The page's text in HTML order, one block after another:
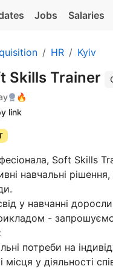
Jobs Salaries
HR Kyiv
Skills Trainer
🔥
link
Soft Skills
навчальні
у навчанні
-
потреби на
місця у діяльності